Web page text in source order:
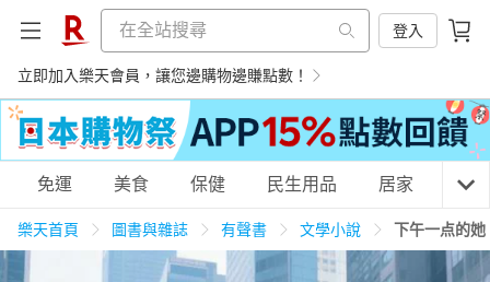
登入
立即加入樂天會員，讓您邊購物邊賺點數！
購物網分類
免運 美食 保健 民生用品 居家 3C
樂天首頁 圖書與雜誌 有聲書 文學小說 下午一点的她